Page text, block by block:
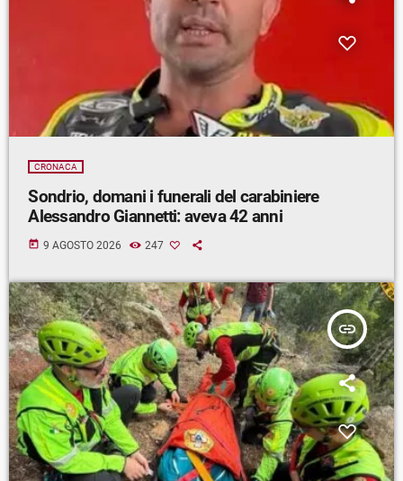
CRONACA
Sondrio, domani i funerali del carabiniere
Alessandro Giannetti: aveva 42 anni
today 9 AGOSTO 2026 247
insert_link